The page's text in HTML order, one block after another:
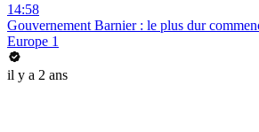
14:58
Gouvernement Barnier : le plus dur
Europe 1
il y a 2 ans